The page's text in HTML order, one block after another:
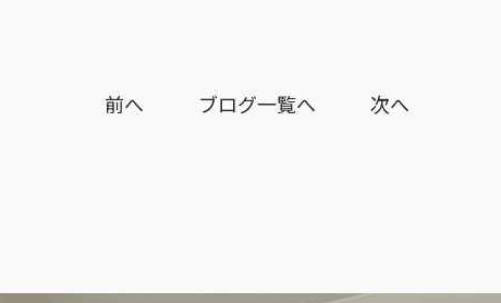
前へ ブログ一覧へ 次へ